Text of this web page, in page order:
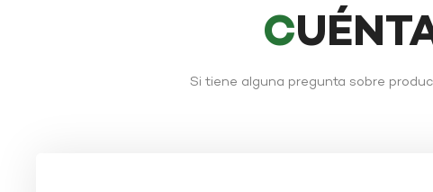
Si tiene alguna pregunta sobre